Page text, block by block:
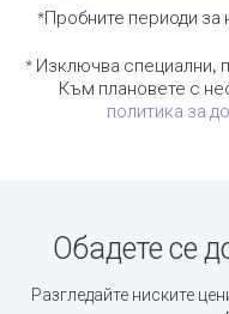
*Пробните периоди за
* Изключва специални,
Към плановете с
политика за
Обадете се
Разгледайте ниските